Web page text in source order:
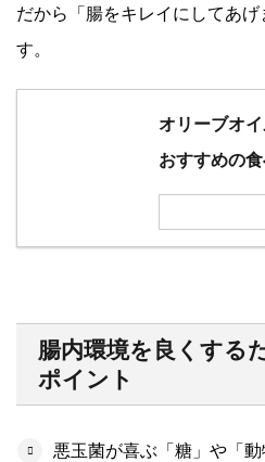
だから「腸をキレイにしてあ
す。
オリーブオ
おすすめの
腸内環境を良くする
ポイント
悪玉菌が喜ぶ「糖」や「